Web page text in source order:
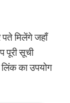
मिलेंगे जहाँ
पूरी सूची
का उपयोग